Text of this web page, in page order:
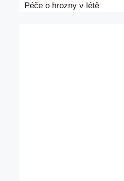
Péče o hrozny v létě